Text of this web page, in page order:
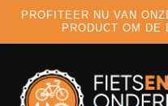
PROFITEER NU VAN
PRODUCT OM